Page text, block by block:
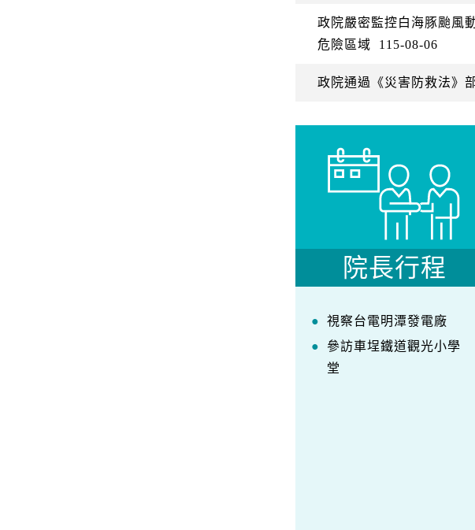
政院嚴密監控白海豚颱風
危險區域
115-08-06
政院通過《災害防救法》
院長行程
視察台電明潭發電廠
參訪車埕鐵道觀光小學
堂